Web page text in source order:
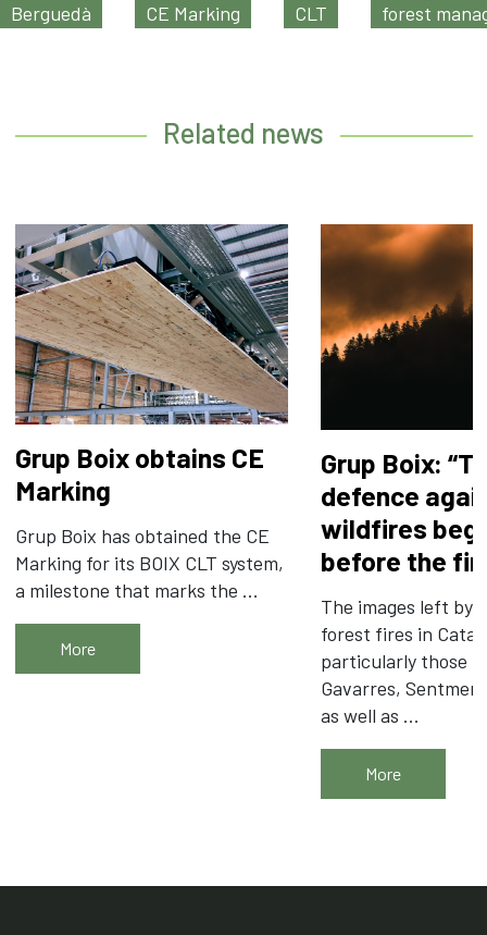
Berguedà CE Marking CLT forest
Related news
Grup Boix obtains CE
Marking
Grup Boix has obtained the CE
Marking for its BOIX CLT system,
a milestone that marks the ...
More
Grup Boix:
defence
wildfires
before the
The images left by
forest fires in
particularly those
Gavarres,
as well as ...
More